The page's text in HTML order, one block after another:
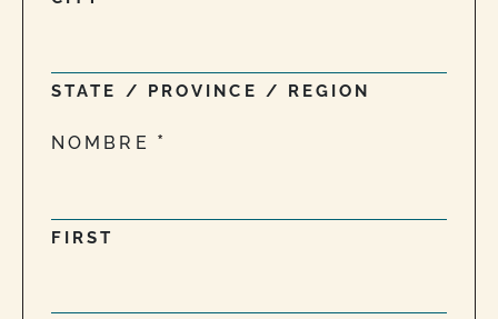
STATE / PROVINCE / REGION
NOMBRE
FIRST